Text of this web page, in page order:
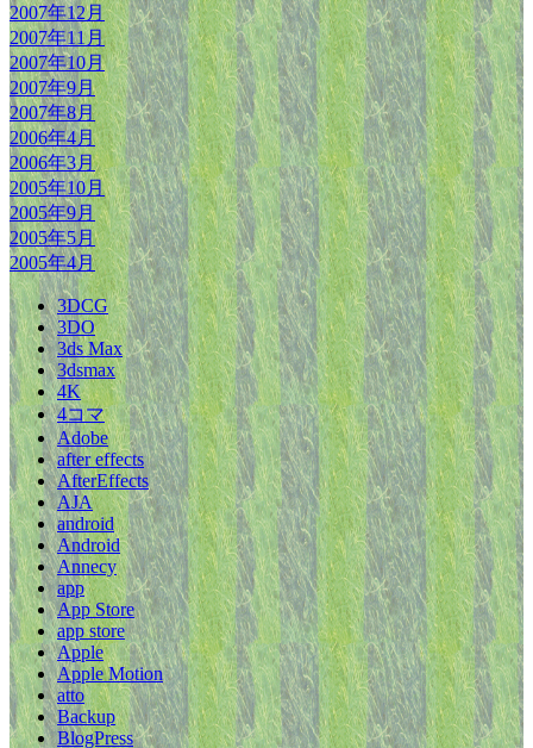
2007年12月
2007年11月
2007年10月
2007年9月
2007年8月
2006年4月
2006年3月
2005年10月
2005年9月
2005年5月
2005年4月
3DCG
3DO
3ds Max
3dsmax
4K
4コマ
Adobe
after effects
AfterEffects
AJA
android
Android
Annecy
app
App Store
app store
Apple
Apple Motion
atto
Backup
BlogPress